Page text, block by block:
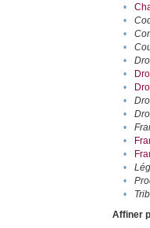
•
•
•
•
•
•
•
•
•
•
•
•
•
•
•
Affiner